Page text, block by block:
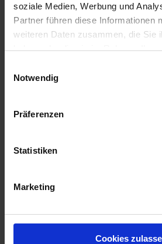
soziale Medien, Werbung und
Partner führen diese Informationen
weiteren Daten zusammen, die Sie
haben oder die sie im Rahmen
Notwendig
Präferenzen
Statistiken
Marketing
Cookies
Ergebnisse anzeigen
Wir rufen Sie zurück!